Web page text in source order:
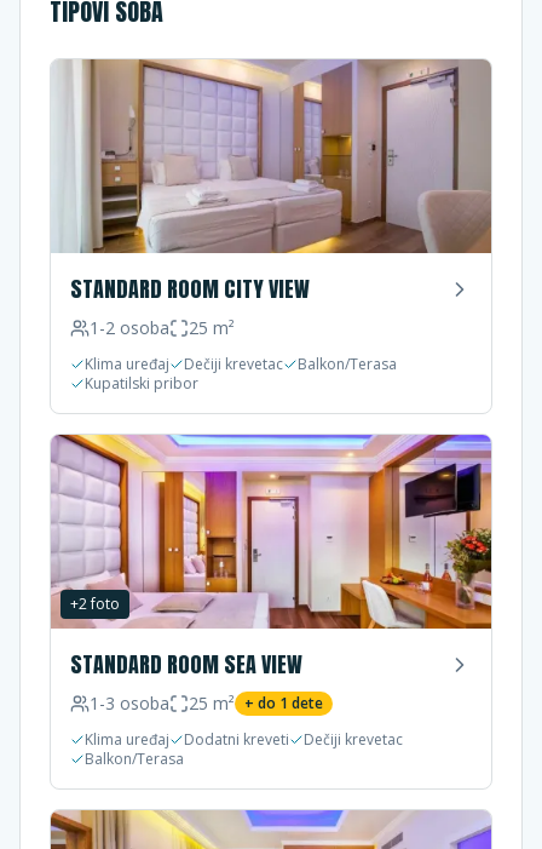
TIPOVI SOBA
STANDARD ROOM CITY VIEW
1-2 osoba 25 m²
Klima uređaj Dečiji krevetac
Balkon/Terasa
Kupatilski pribor
+2foto
STANDARD ROOM SEA VIEW
1-3 osoba 25 m² + do 1 dete
Klima uređaj
Dodatni kreveti
Dečiji krevetac
Balkon/Terasa